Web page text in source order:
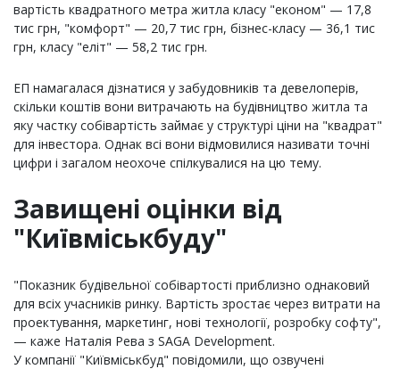
вартість квадратного метра житла класу "економ" — 17,8
тис грн, "комфорт" — 20,7 тис грн, бізнес-класу — 36,1 тис
грн, класу "еліт" — 58,2 тис грн.
ЕП намагалася дізнатися у забудовників та девелоперів,
скільки коштів вони витрачають на будівництво житла та
яку частку собівартість займає у структурі ціни на "квадрат"
для інвестора. Однак всі вони відмовилися називати точні
цифри і загалом неохоче спілкувалися на цю тему.
Завищені оцінки від
"Київміськбуду"
"Показник будівельної собівартості приблизно однаковий
для всіх учасників ринку. Вартість зростає через витрати на
проектування, маркетинг, нові технології, розробку софту",
— каже Наталія Рева з SAGA Development.
У компанії "Київміськбуд" повідомили, що озвучені